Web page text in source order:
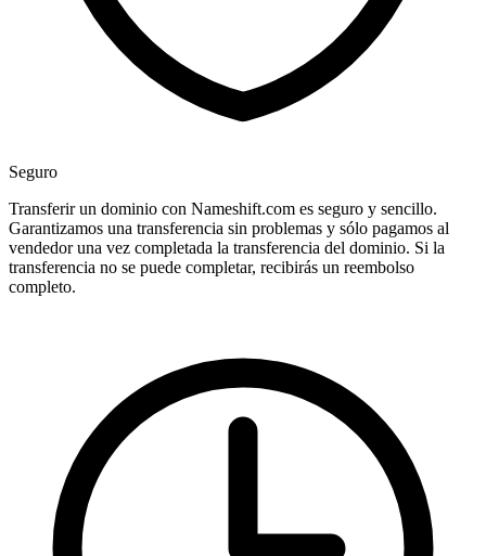
Seguro
Transferir un dominio con Nameshift.com es seguro y sencillo.
Garantizamos una transferencia sin problemas y sólo pagamos al
vendedor una vez completada la transferencia del dominio. Si la
transferencia no se puede completar, recibirás un reembolso
completo.